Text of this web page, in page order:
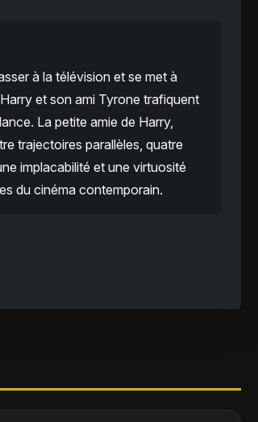
à la télévision et se met à
et son ami Tyrone trafiquent
La petite amie de Harry,
trajectoires parallèles, quatre
implacabilité et une virtuosité
du cinéma contemporain.